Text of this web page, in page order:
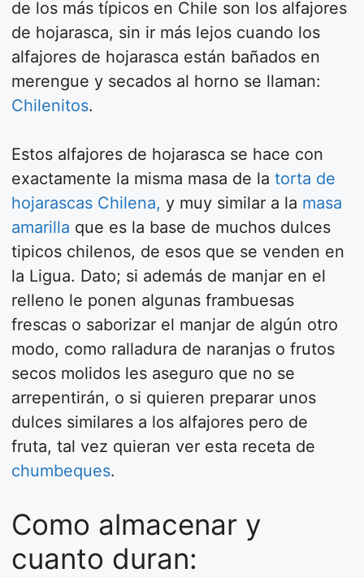
de los más típicos en Chile son los alfajores
de hojarasca, sin ir más lejos cuando los
alfajores de hojarasca están bañados en
merengue y secados al horno se llaman:
Chilenitos.
Estos alfajores de hojarasca se hace con
exactamente la misma masa de latorta de
hojarascas Chilena, y muy similar a la masa
amarilla que es la base de muchos dulces
tipicos chilenos, de esos que se venden en
la Ligua. Dato; si además de manjar en el
relleno le ponen algunas frambuesas
frescas o saborizar el manjar de algún otro
modo, como ralladura de naranjas o frutos
secos molidos les aseguro que no se
arrepentirán, o si quieren preparar unos
dulces similares a los alfajores pero de
fruta, tal vez quieran ver esta receta de
chumbeques.
Como almacenar y
cuanto duran: